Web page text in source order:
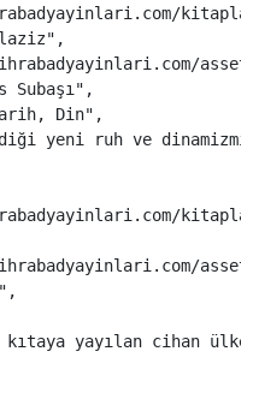
" ,
Subaşı " ,
Din" ,
yeni ruh ve dinamizmi
assets/
" ,
kıtaya yayılan cihan